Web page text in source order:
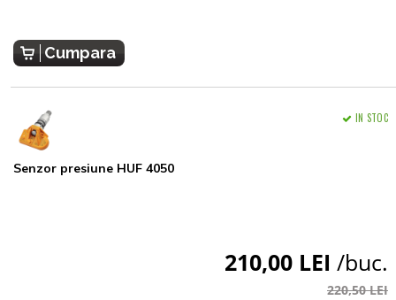
Cumpara
Senzor presiune HUF 4050
IN STOC
210,00 LEI /buc.
220,50 LEI